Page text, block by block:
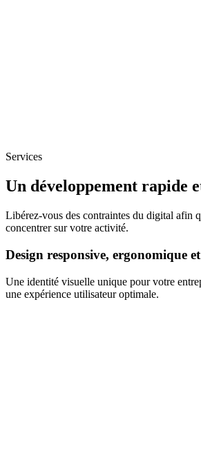
Services
Un développement rapide
Libérez-vous des contraintes du digital afin
concentrer sur votre activité.
Design responsive, ergonomique
Une identité visuelle unique pour votre
une expérience utilisateur optimale.